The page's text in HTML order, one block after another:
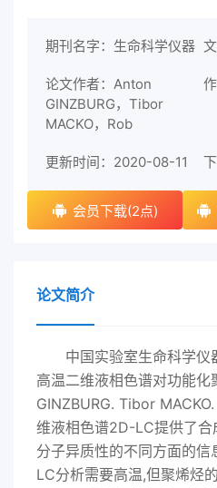
期刊名字：生命科学仪器
论文作者：Anton
GINZBURG，Tibor
MACKO，Rob
更新时间：2020-08-11
会员下载(2点)
论文简介
中国实验室生命科学
高温二维液相色谱对功能
GINZBURG. Tibor
维液相色谱2D-LC提供了
分子异质性的不同方面的
LC分析需要高温,但聚烯烃